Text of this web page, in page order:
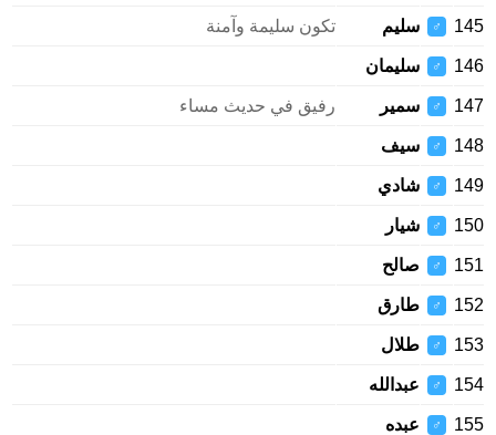
145
♂ سليم تكون سليمة وآمنة
146
♂ سليمان
147
♂ سمير رفيق في حديث مساء
148
♂ سيف
149
♂ شادي
150
♂ شيار
151
♂ صالح
152
♂ طارق
153
♂ طلال
154
♂ عبدالله
155
♂ عبده